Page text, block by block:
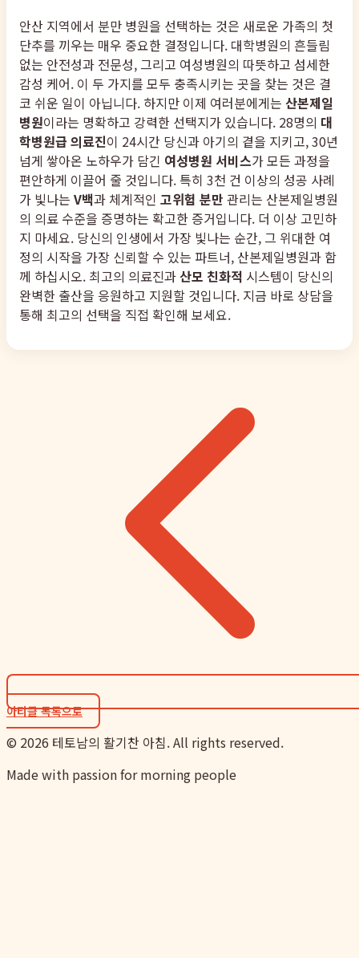
안산 지역에서 분만 병원을 선택하는 것은 새로운 가족의 첫
단추를 끼우는 매우 중요한 결정입니다. 대학병원의 흔들림
없는 안전성과 전문성, 그리고 여성병원의 따뜻하고 섬세한
감성 케어. 이 두 가지를 모두 충족시키는 곳을 찾는 것은 결
코 쉬운 일이 아닙니다. 하지만 이제 여러분에게는 산본제일
병원이라는 명확하고 강력한 선택지가 있습니다. 28명의 대
학병원급 의료진이 24시간 당신과 아기의 곁을 지키고, 30년
넘게 쌓아온 노하우가 담긴 여성병원 서비스가 모든 과정을
편안하게 이끌어 줄 것입니다. 특히 3천 건 이상의 성공 사례
가 빛나는 V백과 체계적인 고위험 분만 관리는 산본제일병원
의 의료 수준을 증명하는 확고한 증거입니다. 더 이상 고민하
지 마세요. 당신의 인생에서 가장 빛나는 순간, 그 위대한 여
정의 시작을 가장 신뢰할 수 있는 파트너, 산본제일병원과 함
께 하십시오. 최고의 의료진과 산모 친화적 시스템이 당신의
완벽한 출산을 응원하고 지원할 것입니다. 지금 바로 상담을
통해 최고의 선택을 직접 확인해 보세요.
아티클 목록으로
© 2026 테토남의 활기찬 아침. All rights reserved.
Made with passion for morning people